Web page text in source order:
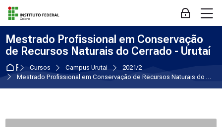
Skip to navigation
Skip to login form
Ir para o conteúdo principal
Skip to accessibility options
Skip to footer
Skip accessibility options
Acessar
Mestrado Profissional em Conservação
de Recursos Naturais do Cerrado - Urutaí
Página inicial
Cursos Campus Urutaí
2021/2
Mestrado Profissional em Conservação de Recursos Naturais do Cerrado - Urutaí